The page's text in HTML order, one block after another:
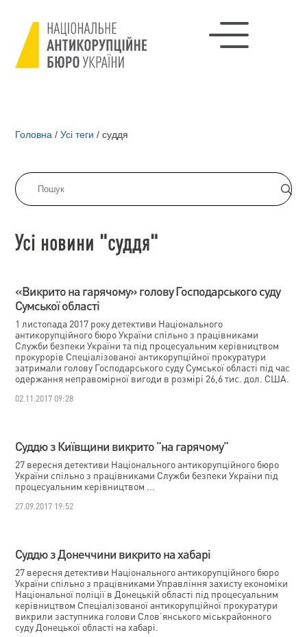
Головна / Усі теги / суддя
Усі новини "суддя"
«Викрито на гарячому» голову Господарського суду
Сумської області
1 листопада 2017 року детективи Національного
антикорупційного бюро України спільно з працівниками
Служби безпеки України та під процесуальним керівництвом
прокурорів Спеціалізованої антикорупційної прокуратури
затримали голову Господарського суду Сумської області під час
одержання неправомірної вигоди в розмірі 26,6 тис. дол. США.
02.11.2017 09:28
Суддю з Київщини викрито "на гарячому"
27 вересня детективи Національного антикорупційного бюро
України спільно з працівниками Служби безпеки України під
процесуальним керівництвом ...
27.09.2017 19:52
Суддю з Донеччини викрито на хабарі
27 вересня детективи Національного антикорупційного бюро
України спільно з працівниками Управління захисту економіки
Національної поліції в Донецькій області під процесуальним
керівництвом Спеціалізованої антикорупційної прокуратури
викрили заступника голови Слов’янського міськрайонного
суду Донецької області на хабарі.